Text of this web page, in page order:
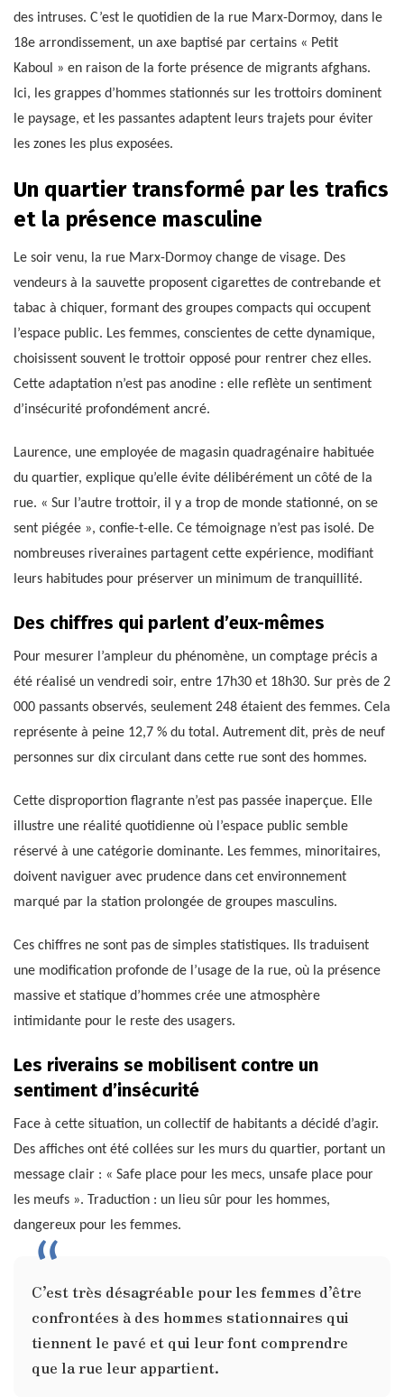
des intruses. C’est le quotidien de la rue Marx-Dormoy, dans le
18e arrondissement, un axe baptisé par certains « Petit
Kaboul » en raison de la forte présence de migrants afghans.
Ici, les grappes d’hommes stationnés sur les trottoirs dominent
le paysage, et les passantes adaptent leurs trajets pour éviter
les zones les plus exposées.
Un quartier transformé par les trafics
et la présence masculine
Le soir venu, la rue Marx-Dormoy change de visage. Des
vendeurs à la sauvette proposent cigarettes de contrebande et
tabac à chiquer, formant des groupes compacts qui occupent
l’espace public. Les femmes, conscientes de cette dynamique,
choisissent souvent le trottoir opposé pour rentrer chez elles.
Cette adaptation n’est pas anodine : elle reflète un sentiment
d’insécurité profondément ancré.
Laurence, une employée de magasin quadragénaire habituée
du quartier, explique qu’elle évite délibérément un côté de la
rue. « Sur l’autre trottoir, il y a trop de monde stationné, on se
sent piégée », confie-t-elle. Ce témoignage n’est pas isolé. De
nombreuses riveraines partagent cette expérience, modifiant
leurs habitudes pour préserver un minimum de tranquillité.
Des chiffres qui parlent d’eux-mêmes
Pour mesurer l’ampleur du phénomène, un comptage précis a
été réalisé un vendredi soir, entre 17h30 et 18h30. Sur près de 2
000 passants observés, seulement 248 étaient des femmes. Cela
représente à peine 12,7 % du total. Autrement dit, près de neuf
personnes sur dix circulant dans cette rue sont des hommes.
Cette disproportion flagrante n’est pas passée inaperçue. Elle
illustre une réalité quotidienne où l’espace public semble
réservé à une catégorie dominante. Les femmes, minoritaires,
doivent naviguer avec prudence dans cet environnement
marqué par la station prolongée de groupes masculins.
Ces chiffres ne sont pas de simples statistiques. Ils traduisent
une modification profonde de l’usage de la rue, où la présence
massive et statique d’hommes crée une atmosphère
intimidante pour le reste des usagers.
Les riverains se mobilisent contre un
sentiment d’insécurité
Face à cette situation, un collectif de habitants a décidé d’agir.
Des affiches ont été collées sur les murs du quartier, portant un
message clair : « Safe place pour les mecs, unsafe place pour
les meufs ». Traduction : un lieu sûr pour les hommes,
dangereux pour les femmes.
C’est très désagréable pour les femmes d’être
confrontées à des hommes stationnaires qui
tiennent le pavé et qui leur font comprendre
que la rue leur appartient.